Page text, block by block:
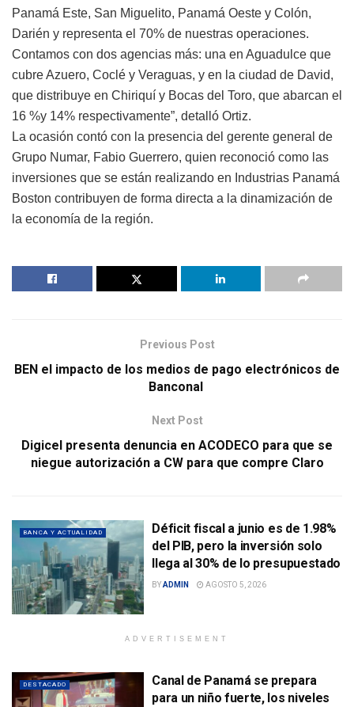
Panamá Este, San Miguelito, Panamá Oeste y Colón,
Darién y representa el 70% de nuestras operaciones.
Contamos con dos agencias más: una en Aguadulce que
cubre Azuero, Coclé y Veraguas, y en la ciudad de David,
que distribuye en Chiriquí y Bocas del Toro, que abarcan el
16 %y 14% respectivamente”, detalló Ortiz.
La ocasión contó con la presencia del gerente general de
Grupo Numar, Fabio Guerrero, quien reconoció como las
inversiones que se están realizando en Industrias Panamá
Boston contribuyen de forma directa a la dinamización de
la economía de la región.
Previous Post
BEN el impacto de los medios de pago electrónicos de
Banconal
Next Post
Digicel presenta denuncia en ACODECO para que se
niegue autorización a CW para que compre Claro
BANCA Y ACTUALIDAD
Déficit fiscal a junio es de 1.98%
del PIB, pero la inversión solo
llega al 30% de lo presupuestado
BYADMIN AGOSTO 5, 2026
ADVERTISEMENT
DESTACADO
Canal de Panamá se prepara
para un niño fuerte, los niveles